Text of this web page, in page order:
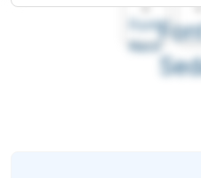
A
Font
Kecil